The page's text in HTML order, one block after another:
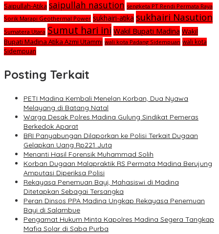
Saipullah-Atika saipullah nasution sengketa PT Rendi Permata Raya
Sorik Marapi Geothermal Power sukhairi-atika sukhairi Nasution
Sumatera Utara Sumut hari ini Wakil Bupati Madina Wakil
Bupati Madina Atika Azmi Utammi wali kota Padang Sidempuan wali kota
Sidempuan
Posting Terkait
PETI Madina Kembali Menelan Korban, Dua Nyawa
Melayang di Batang Natal
Warga Desak Polres Madina Gulung Sindikat Pemeras
Berkedok Aparat
BRI Panyabungan Dilaporkan ke Polisi Terkait Dugaan
Gelapkan Uang Rp221 Juta
Menanti Hasil Forensik Muhammad Solih
Korban Dugaan Malapraktik RS Permata Madina Berujung
Amputasi Diperiksa Polisi
Rekayasa Penemuan Bayi, Mahasiswi di Madina
Ditetapkan Sebagai Tersangka
Peran Dinsos PPA Madina Ungkap Rekayasa Penemuan
Bayi di Salambue
Pengamat Hukum Minta Kapolres Madina Segera Tangkap
Mafia Solar di Saba Purba